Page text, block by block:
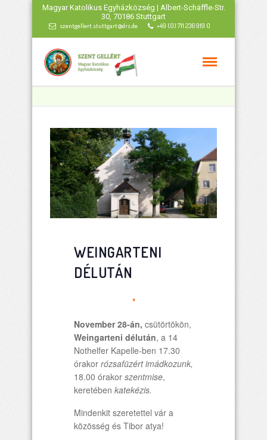
Magyar Katolikus Egyházközség | Albert-Schäffle-Str.
30, 70186 Stuttgart
szentgellert.stuttgart@drs.de +49 (0) 711 236 919 0
WEINGARTENI
DÉLUTÁN
*
November 28-án, csütörtökön,
Weingarteni délután, a 14
Nothelfer Kapelle-ben 17.30
órakor rózsafüzért imádkozunk,
18.00 órakor szentmise,
keretében katekézis.
Mindenkit szeretettel vár a
közösség és Tibor atya!